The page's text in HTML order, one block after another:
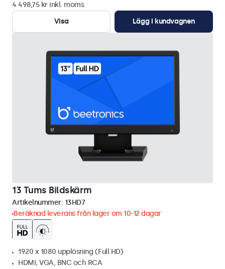
4 498,75 kr inkl. moms
Visa
Lägg i kundvagnen
13 Tums Bildskärm
Artikelnummer: 13HD7
Beräknad leverans från lager om 10-12 dagar
1920 x 1080 upplösning (Full HD)
HDMI, VGA, BNC och RCA